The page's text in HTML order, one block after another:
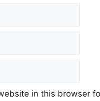
in this browser